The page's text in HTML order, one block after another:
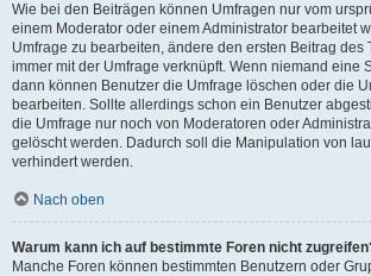
Wie bei den Beiträgen können Umfragen nur vom
einem Moderator oder einem Administrator bearbeitet
Umfrage zu bearbeiten, ändere den ersten Beitrag des
immer mit der Umfrage verknüpft. Wenn niemand eine
dann können Benutzer die Umfrage löschen oder die
bearbeiten. Sollte allerdings schon ein Benutzer
die Umfrage nur noch von Moderatoren oder
gelöscht werden. Dadurch soll die Manipulation von
verhindert werden.
Nach oben
Warum kann ich auf bestimmte Foren nicht
Manche Foren können bestimmten Benutzern oder